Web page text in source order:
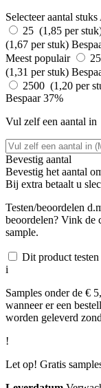
Selecteer aantal stuks
25 (1,85 per
(1,67 per stuk)
Meest populair
(1,31 per stuk)
2500 (1,20 per
Bespaar 37%
Vul zelf een aantal in
Bevestig aantal
Bevestig het aantal
Bij extra betaalt u
Testen/beoordelen
beoordelen? Vink de
sample.
Dit product testen
i
Samples onder de €
wanneer er een
worden geleverd
!
Let op! Gratis